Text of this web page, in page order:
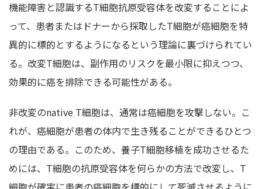
機能障害と認識するT細胞抗原受容体を改変することによ
って、患者またはドナーから採取したT細胞が癌細胞を特
異的に標的とするようになるという理論に裏づけられてい
る。改変T細胞は、副作用のリスクを最小限に抑えつつ、
効果的に癌を排除できる可能性がある。
非改変のnative T細胞は、通常は癌細胞を攻撃しない。こ
れが、癌細胞が患者の体内で生き残ることができるひとつ
の理由である。このため、養子T細胞移植を成功させるた
めには、T細胞の抗原受容体を何らかの方法で改変し、T